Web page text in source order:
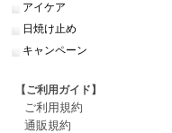
アイケア
日焼け止め
キャンペーン
【ご利用ガイド】
ご利用規約
通販規約